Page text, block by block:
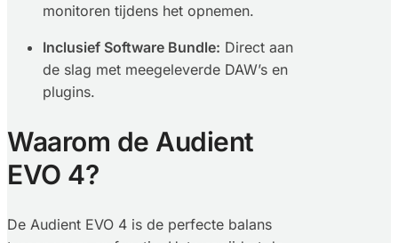
monitoren tijdens het opnemen.
Inclusief Software Bundle: Direct aan
de slag met meegeleverde DAW’s en
plugins.
Waarom de Audient
EVO 4?
De Audient EVO 4 is de perfecte balans